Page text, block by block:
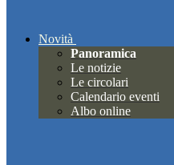
Novità
Panoramica
Le notizie
Le circolari
Calendario eventi
Albo online